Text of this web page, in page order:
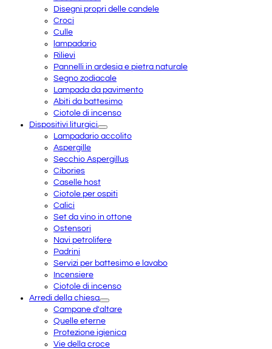
Disegni propri delle candele
Croci
Culle
lampadario
Rilievi
Pannelli in ardesia e pietra naturale
Segno zodiacale
Lampada da pavimento
Abiti da battesimo
Ciotole di incenso
Dispositivi liturgici
Lampadario accolito
Aspergille
Secchio Aspergillus
Cibories
Caselle host
Ciotole per ospiti
Calici
Set da vino in ottone
Ostensori
Navi petrolifere
Padrini
Servizi per battesimo e lavabo
Incensiere
Ciotole di incenso
Arredi della chiesa
Campane d'altare
Quelle eterne
Protezione igienica
Vie della croce